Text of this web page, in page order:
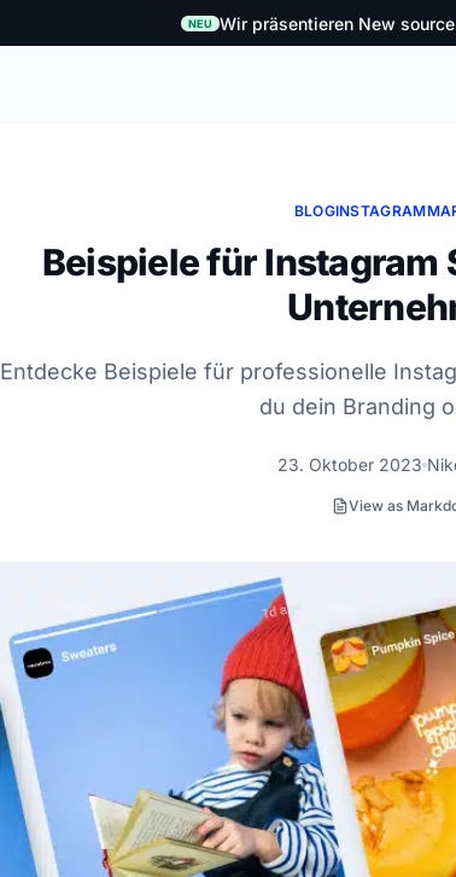
NEU Wir präsentieren New
BLOGINSTAGRAM
Beispiele für
Entdecke Beispiele für professionelle
du dein Branding
23. Oktober 2023
View as